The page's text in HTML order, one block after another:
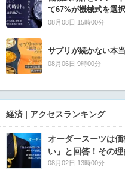
て67%が機械式を選
08月08日 15時00分
サプリが続かない本
08月06日 9時00分
経済 | アクセスランキング
オーダースーツは
い」と回答！その
08月02日 13時00分